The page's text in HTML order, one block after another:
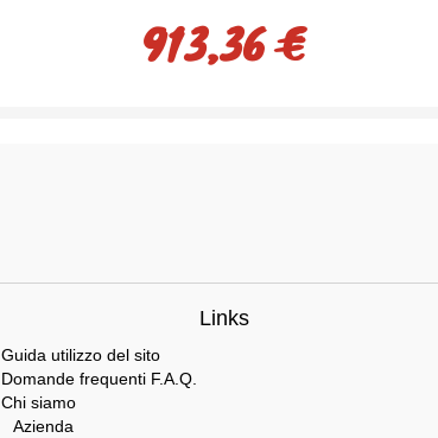
913,36 €
Links
Guida utilizzo del sito
Domande frequenti F.A.Q.
Chi siamo
Azienda